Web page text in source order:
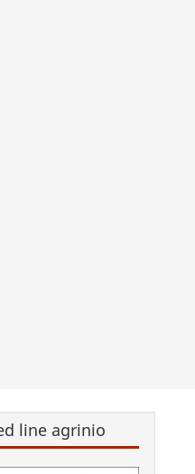
line agrinio